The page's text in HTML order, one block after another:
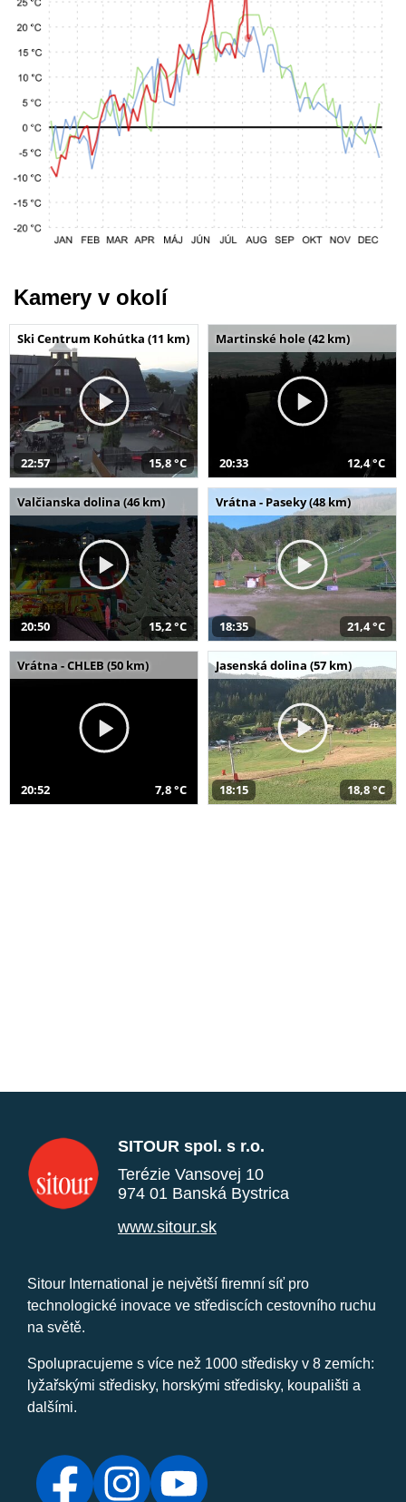
Kamery v okolí
Ski Centrum Kohútka (11 km)
22:57 15,8 °C
Martinské hole (42 km)
20:33 12,4 °C
Valčianska dolina (46 km)
20:50 15,2 °C
Vrátna - Paseky (48 km)
18:35 21,4 °C
Vrátna - CHLEB (50 km)
20:52 7,8 °C
Jasenská dolina (57 km)
18:15 18,8 °C
SITOUR spol. s r.o.
Terézie Vansovej 10
974 01 Banská Bystrica
www.sitour.sk
Sitour International je největší firemní síť pro
technologické inovace ve střediscích cestovního ruchu
na světě.
Spolupracujeme s více než 1000 středisky v 8 zemích:
lyžařskými středisky, horskými středisky, koupališti a
dalšími.